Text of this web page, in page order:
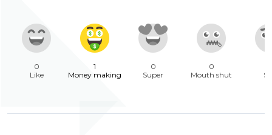
0
Like
1
Money making
0
Super
0
Mouth shut